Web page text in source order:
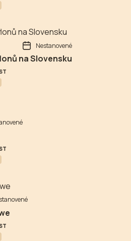
Nestanovené
na Slovensku